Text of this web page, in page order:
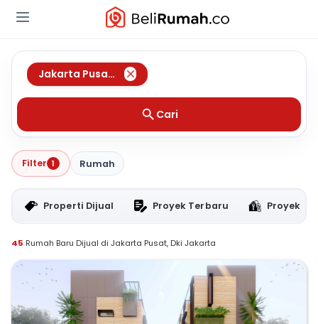
Jakarta Pusat, Dki Jakarta
Cari
Filter 1 Rumah
Properti Dijual Proyek Terbaru Proyek
45 Rumah Baru Dijual di Jakarta Pusat, Dki Jakarta